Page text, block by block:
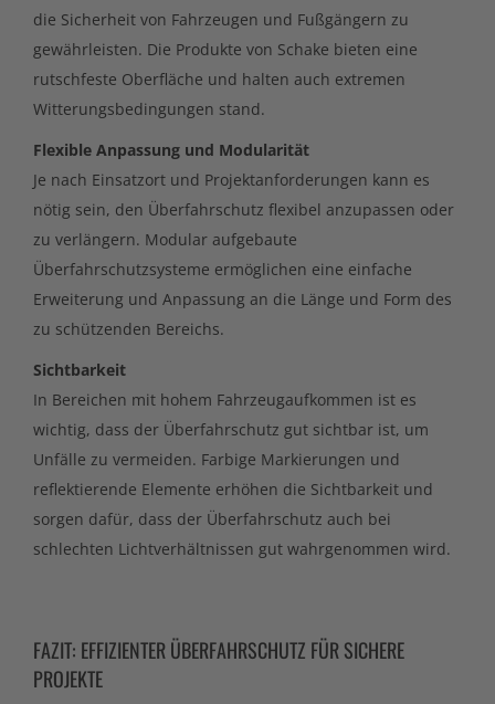
die Sicherheit von Fahrzeugen und Fußgängern zu
gewährleisten. Die Produkte von Schake bieten eine
rutschfeste Oberfläche und halten auch extremen
Witterungsbedingungen stand.
Flexible Anpassung und Modularität
Je nach Einsatzort und Projektanforderungen kann es
nötig sein, den Überfahrschutz flexibel anzupassen oder
zu verlängern. Modular aufgebaute
Überfahrschutzsysteme ermöglichen eine einfache
Erweiterung und Anpassung an die Länge und Form des
zu schützenden Bereichs.
Sichtbarkeit
In Bereichen mit hohem Fahrzeugaufkommen ist es
wichtig, dass der Überfahrschutz gut sichtbar ist, um
Unfälle zu vermeiden. Farbige Markierungen und
reflektierende Elemente erhöhen die Sichtbarkeit und
sorgen dafür, dass der Überfahrschutz auch bei
schlechten Lichtverhältnissen gut wahrgenommen wird.
FAZIT: EFFIZIENTER ÜBERFAHRSCHUTZ FÜR SICHERE
PROJEKTE